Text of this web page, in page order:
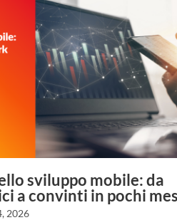
sviluppo mobile: da
a convinti in pochi
2026